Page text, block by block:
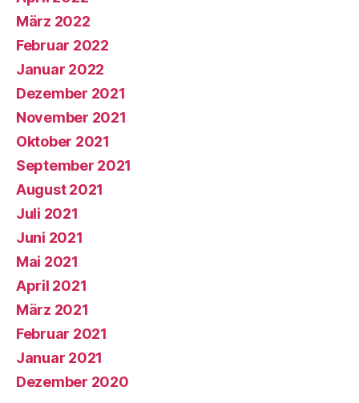
März 2022
Februar 2022
Januar 2022
Dezember 2021
November 2021
Oktober 2021
September 2021
August 2021
Juli 2021
Juni 2021
Mai 2021
April 2021
März 2021
Februar 2021
Januar 2021
Dezember 2020